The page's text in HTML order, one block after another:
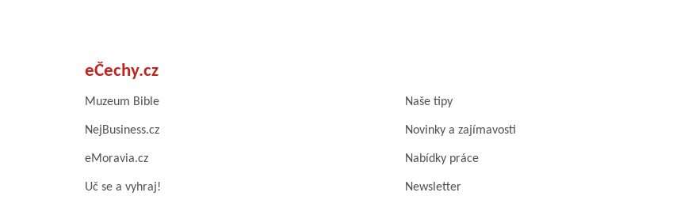
eČechy.cz
Muzeum Bible Naše tipy
NejBusiness.cz Novinky a zajímavosti
eMoravia.cz Nabídky práce
Uč se a vyhraj! Newsletter